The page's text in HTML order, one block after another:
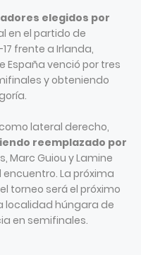
elegidos por
en el partido de
frente a Irlanda,
España venció por tres
y obteniendo
lateral derecho,
reemplazado por
Marc Guiou y Lamine
La próxima
torneo será el próximo
localidad húngara de
en semifinales.